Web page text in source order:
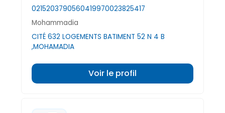
0215203790560419970023825417
Mohammadia
CITÉ 632 LOGEMENTS BATIMENT 52 N 4 B
,MOHAMADIA
Voir le profil